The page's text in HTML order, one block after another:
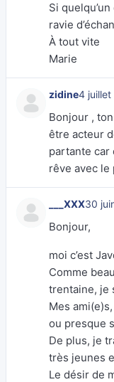
Si
ravie
À tout vite
Marie
zidine4 juillet
Bonjour ,
être acteur
partante car
rêve avec le
___XXX30
Bonjour,
moi c’est
Comme
trentaine, je
Mes
ou presque
De plus, je
très jeunes
Le désir de